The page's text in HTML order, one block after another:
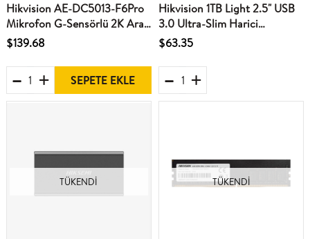
Hikvision AE-DC5013-F6Pro
Mikrofon G-Sensörlü 2K Araç
İçi Kamera WiFi,Ses Kontrolü
$139.68
SEPETE EKLE
Hikvision 1TB Light 2.5" USB
3.0 Ultra-Slim Harici
Harddisk HS-EHDD-T30-1T
$63.35
TÜKENDI TÜKENDI